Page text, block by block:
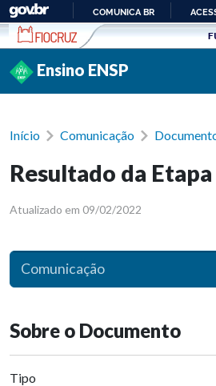
Ir para conteúdo
PARA
COMUNICA BR
Ensino ENSP
Início Comunicação
Resultado da Etapa
Atualizado em 09/02/2022
Comunicação
Sobre o Documento
Tipo